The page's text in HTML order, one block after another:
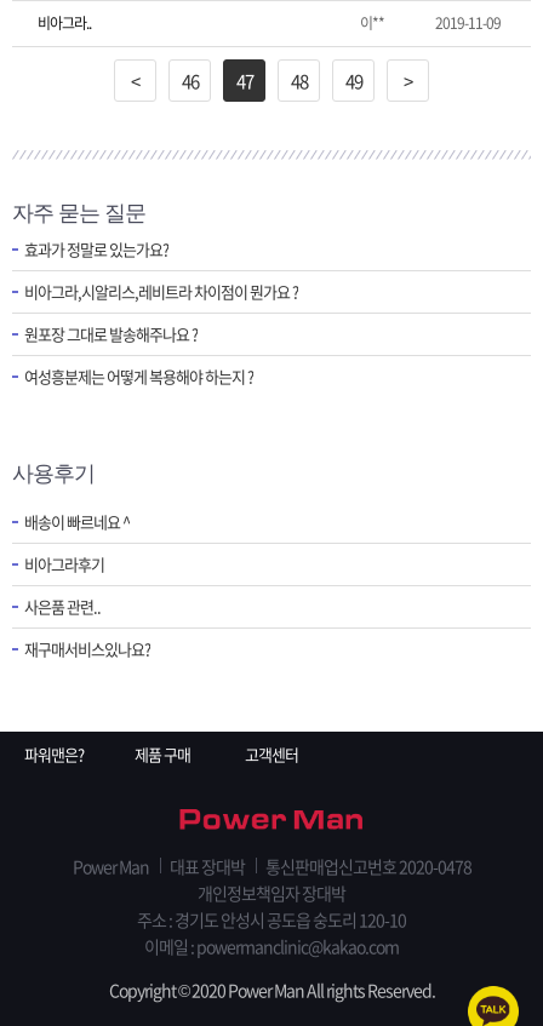
비아그라.. 이** 2019-11-09
< 46 47 48 49 >
자주 묻는 질문
효과가 정말로 있는가요?
비아그라,시알리스,레비트라 차이점이 뭔가요 ?
원포장 그대로 발송해주나요 ?
여성흥분제는 어떻게 복용해야 하는지 ?
사용후기
배송이 빠르네요 ^
비아그라후기
사은품 관련..
재구매서비스있나요?
파워맨은? 제품 구매 고객센터
Power Man 대표 장대박
통신판매업신고번호 2020-0478
개인정보책임자 장대박
주소 : 경기도 안성시 공도읍 숭도리 120-10
이메일 : powermanclinic@kakao.com
Copyright © 2020 Power Man All rights Reserved.